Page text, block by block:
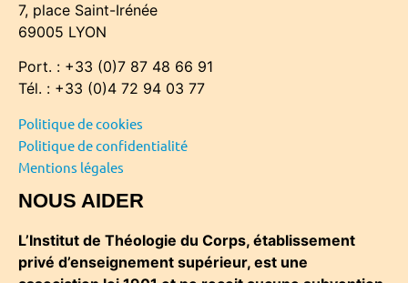
7, place Saint-Irénée
69005 LYON
Port. : +33 (0)7 87 48 66 91
Tél. : +33 (0)4 72 94 03 77
Politique de cookies
Politique de confidentialité
Mentions légales
NOUS AIDER
L’Institut de Théologie du Corps, établissement
privé d’enseignement supérieur, est une